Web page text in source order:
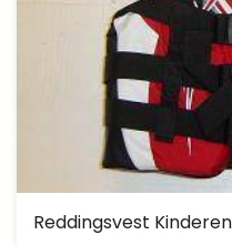
Reddingsvest Kinderen